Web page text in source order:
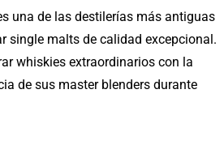
una de las destilerías más antiguas
single malts de calidad excepcional.
whiskies extraordinarios con la
de sus master blenders durante